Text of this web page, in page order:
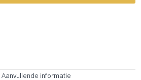
Aanvullende informatie